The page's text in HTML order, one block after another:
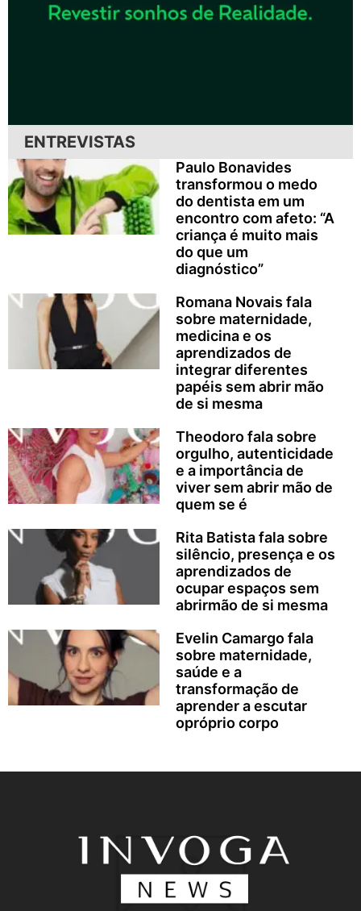
ENTREVISTAS
Paulo Bonavides
transformou o medo
do dentista em um
encontro com afeto: “A
criança é muito mais
do que um
diagnóstico”
Romana Novais fala
sobre maternidade,
medicina e os
aprendizados de
integrar diferentes
papéis sem abrir mão
de si mesma
Theodoro fala sobre
orgulho, autenticidade
e a importância de
viver sem abrir mão de
quem se é
Rita Batista fala sobre
silêncio, presença e os
aprendizados de
ocupar espaços sem
abrirmão de si mesma
Evelin Camargo fala
sobre maternidade,
saúde e a
transformação de
aprender a escutar
opróprio corpo